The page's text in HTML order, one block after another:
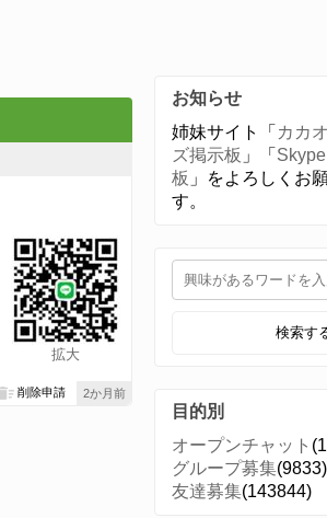
拡大
2か月前
削除申請
お知らせ
姉妹サイト「 カカ
ズ掲示板 」「
板 」をよろしくお
す。
検索す
目的別
オープンチャット
グループ募集(9833)
友達募集(143844)